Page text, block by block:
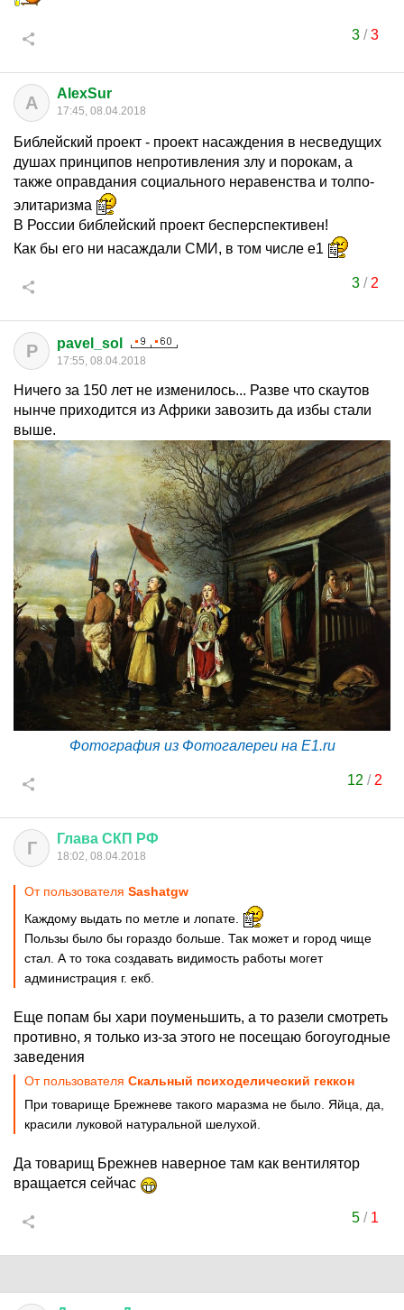
3/3
A AlexSur
17:45, 08.04.2018
Библейский проект - проект насаждения в несведущих
душах принципов непротивления злу и порокам, а
также оправдания социального неравенства и толпо-
элитаризма
В России библейский проект бесперспективен!
Как бы его ни насаждали СМИ, в том числе е1
3/ 2
P pavel_sol
17:55, 08.04.2018
Ничего за 150 лет не изменилось... Разве что скаутов
нынче приходится из Африки завозить да избы стали
выше.
Фотография из Фотогалереи на E1.ru
12 / 2
Г Глава СКП РФ
18:02, 08.04.2018
От пользователя Sashatgw
Каждому выдать по метле и лопате.
Пользы было бы гораздо больше. Так может и город чище
стал. А то тока создавать видимость работы могет
администрация г. екб.
Еще попам бы хари поуменьшить, а то разели смотреть
противно, я только из-за этого не посещаю богоугодные
заведения
От пользователя Скальный психоделический геккон
При товарище Брежневе такого маразма не было. Яйца, да,
красили луковой натуральной шелухой.
Да товарищ Брежнев наверное там как вентилятор
вращается сейчас
5/ 1